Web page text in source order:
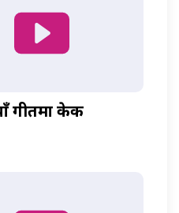
गीतमा केकी